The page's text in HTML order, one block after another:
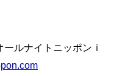
ルナイトニッポンｉ